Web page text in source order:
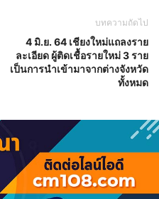
บทความถัดไป
4 มิ.ย. 64 เชียงใหม่แถลงราย
ละเอียด ผู้ติดเชื้อรายใหม่ 3 ราย
เป็นการนำเข้ามาจากต่างจังหวัด
ทั้งหมด